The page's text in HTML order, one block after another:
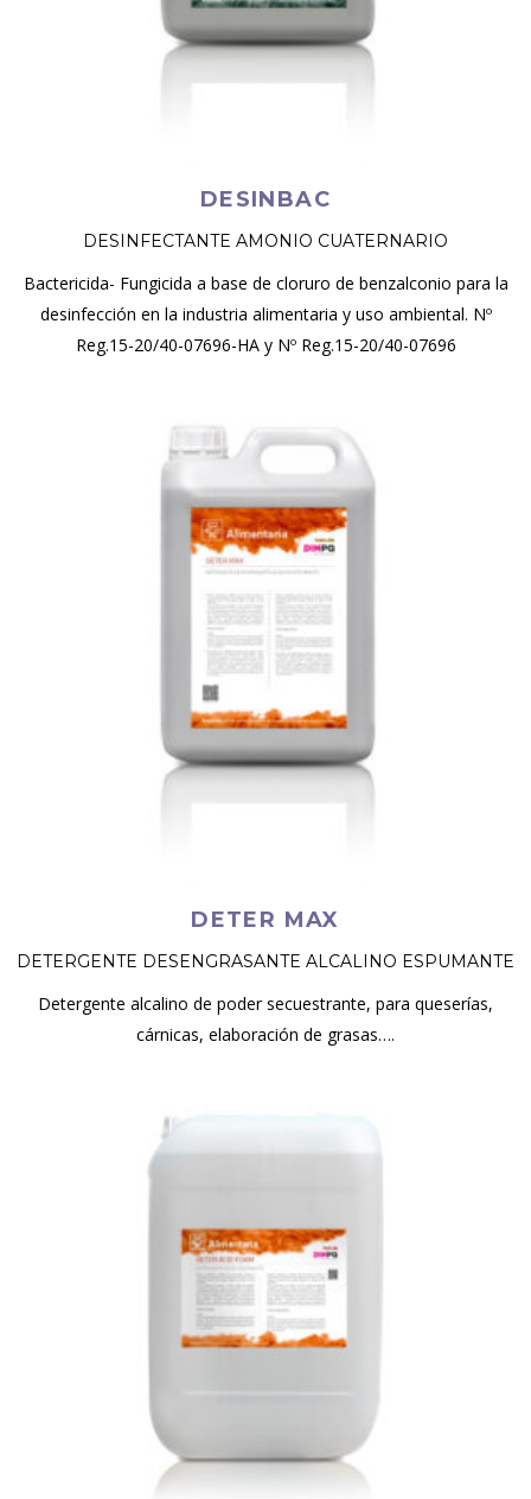
DESINBAC
DESINFECTANTE AMONIO CUATERNARIO
Bactericida- Fungicida a base de cloruro de benzalconio para la
desinfección en la industria alimentaria y uso ambiental. Nº
Reg.15-20/40-07696-HA y Nº Reg.15-20/40-07696
DETER MAX
DETERGENTE DESENGRASANTE ALCALINO ESPUMANTE
Detergente alcalino de poder secuestrante, para queserías,
cárnicas, elaboración de grasas….